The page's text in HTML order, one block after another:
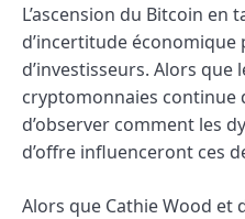
L’ascension du Bitcoin en
d’incertitude
d’investisseurs. Alors que
cryptomonnaies continue
d’observer comment les
d’offre influenceront ces
Alors que Cathie Wood et